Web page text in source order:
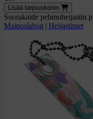
Lisää tarjous koriin
suorakaide pehmoheijastin
Mainoslahjat | Heijastimet